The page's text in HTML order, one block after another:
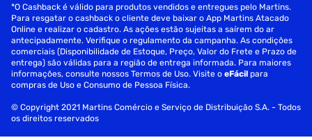
*O Cashback é válido para produtos vendidos e entregues pelo Martins.
Para resgatar o cashback o cliente deve baixar o App Martins Atacado
Online e realizar o cadastro. As ações estão sujeitas a saírem do ar
antecipadamente. Verifique o regulamento da campanha. As condições
comerciais (Disponibilidade de Estoque, Preço, Valor do Frete e Prazo de
entrega) são válidas para a região de entrega informada. Para maiores
informações, consulte nossos Termos de Uso. Visite oeFácil para
compras de Uso e Consumo de Pessoa Física.
© Copyright 2021 Martins Comércio e Serviço de Distribuição S.A. - Todos
os direitos reservados